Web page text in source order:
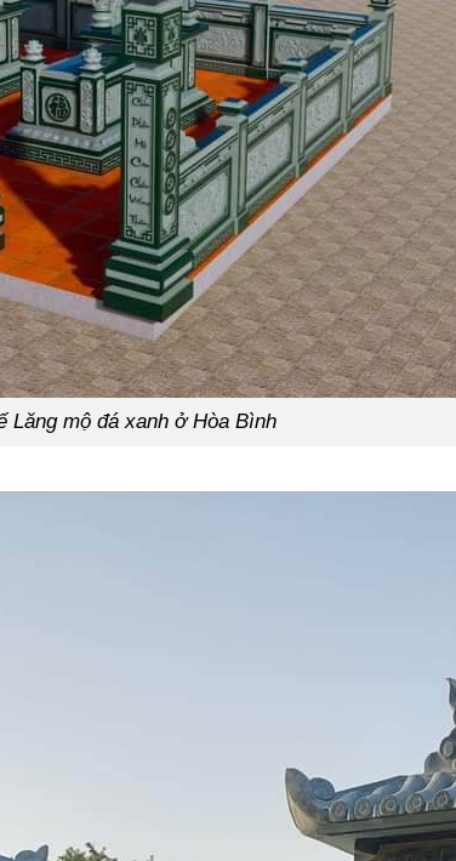
Lăng mộ đá xanh ở Hòa Bình